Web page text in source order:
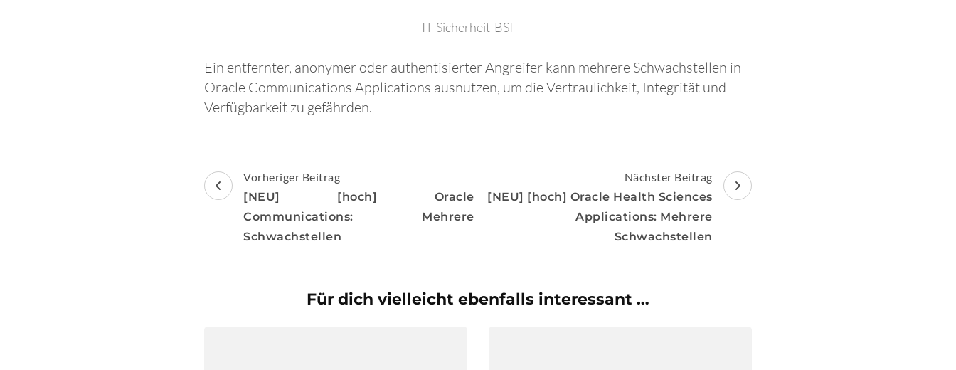
IT-Sicherheit-BSI
Ein entfernter, anonymer oder authentisierter Angreifer kann mehrere Schwachstellen in
Oracle Communications Applications ausnutzen, um die Vertraulichkeit, Integrität und
Verfügbarkeit zu gefährden.
Beitragsnavigation
Vorheriger Beitrag
[NEU] [hoch] Oracle
Communications: Mehrere
Schwachstellen
Nächster Beitrag
[NEU] [hoch] Oracle Health Sciences
Applications: Mehrere
Schwachstellen
Für dich vielleicht ebenfalls interessant …